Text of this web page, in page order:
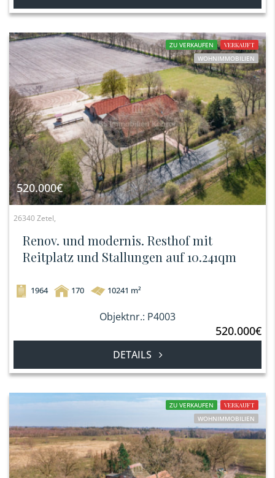
ZU VERKAUFEN
VERKAUFT
WOHNIMMOBILIEN
520.000€
26340 Zetel,
Renov. und modernis. Resthof mit
Reitplatz und Stallungen auf 10.241qm
1964 170 10241 m²
Objektnr.: P4003
520.000€
DETAILS
ZU VERKAUFEN
VERKAUFT
WOHNIMMOBILIEN